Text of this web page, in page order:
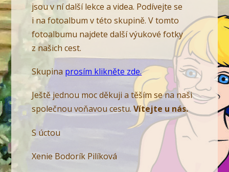
jsou v ní další lekce a videa. Podívejte se
i na fotoalbum v této skupině. V tomto
fotoalbumu najdete další výukové fotky
z našich cest.
Skupina prosím klikněte zde.
Ještě jednou moc děkuji a těším se na naši
společnou voňavou cestu.Vítejte u nás.
S úctou
Xenie Bodorík Pilíková